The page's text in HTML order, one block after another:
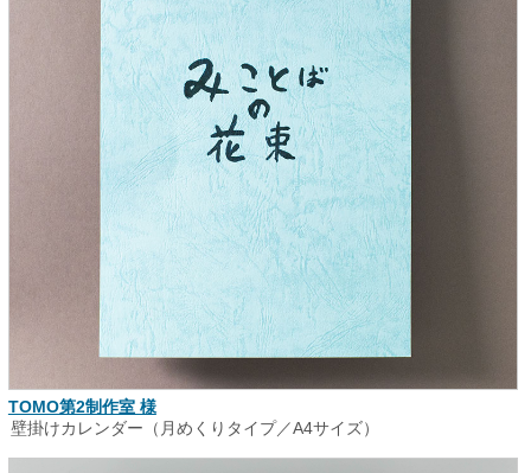
TOMO第2制作室 様
壁掛けカレンダー（月めくりタイプ／A4サイズ）